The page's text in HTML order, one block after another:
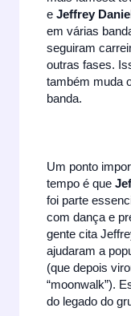
eJeffrey Daniel
em várias
seguiram
outras fases.
também muda
banda.
Um ponto
tempo é que
foi parte
com dança e
gente cita
ajudaram a
(que depois
“moonwalk”).
do legado do